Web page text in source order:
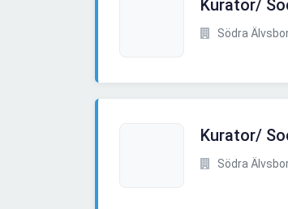
Kurator/
Södra
Kurator/
Södra